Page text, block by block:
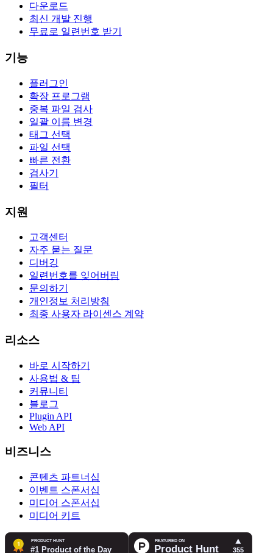
다운로드
최신 개발 진행
무료로 일련번호 받기
기능
플러그인
확장 프로그램
중복 파일 검사
일괄 이름 변경
태그 선택
파일 선택
빠른 전환
검사기
필터
지원
고객센터
자주 묻는 질문
디버깅
일련번호를 잊어버림
문의하기
개인정보 처리방침
최종 사용자 라이센스 계약
리소스
바로 시작하기
사용법 & 팁
커뮤니티
블로그
Plugin API
Web API
비즈니스
콘텐츠 파트너십
이벤트 스폰서십
미디어 스폰서십
미디어 키트